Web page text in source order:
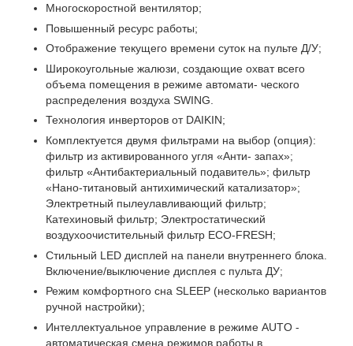
Многоскоростной вентилятор;
Повышенный ресурс работы;
Отображение текущего времени суток на пульте Д/У;
Широкоугольные жалюзи, создающие охват всего
объема помещения в режиме автомати- ческого
распределения воздуха SWING.
Технология инверторов от DAIKIN;
Комплектуется двумя фильтрами на выбор (опция):
фильтр из активированного угля «Анти- запах»;
фильтр «Антибактериальный подавитель»; фильтр
«Нано-титановый антихимический катализатор»;
Электретный пылеулавливающий фильтр;
Катехиновый фильтр; Электростатический
воздухоочистительный фильтр ЕСО-FRESH;
Стильный LED дисплей на панели внутреннего блока.
Включение/выключение дисплея с пульта ДУ;
Режим комфортного сна SLЕЕР (несколько вариантов
ручной настройки);
Интеллектуальное управление в режиме AUTO -
автоматическая смена режимов работы в